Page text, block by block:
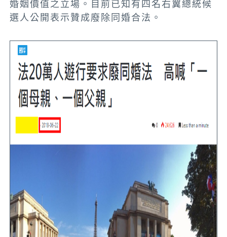
婚姻價值之立場。目前已知有四名右翼總統候
選人公開表示贊成廢除同婚合法。